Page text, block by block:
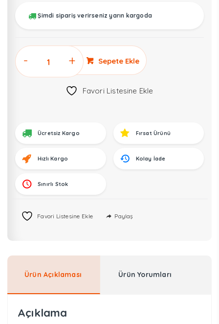
₺750,00.
Şimdi sipariş verirseniz yarın kargoda
Delphi
Kablosu
Led
Yedek
Kablo
Sepete Ekle
Favori Listesine Ekle
Ücretsiz Kargo Fırsat Ürünü
Hızlı Kargo Kolay İade
Sınırlı Stok
Favori Listesine Ekle Paylaş
Ürün Açıklaması Ürün Yorumları
Açıklama